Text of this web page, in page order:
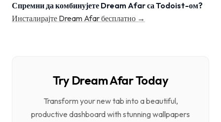
Спремни да комбинујете Dream Afar са Todoist-ом?
Инсталирајте Dream Afar бесплатно →
Try Dream Afar Today
Transform your new tab into a beautiful,
productive dashboard with stunning wallpapers